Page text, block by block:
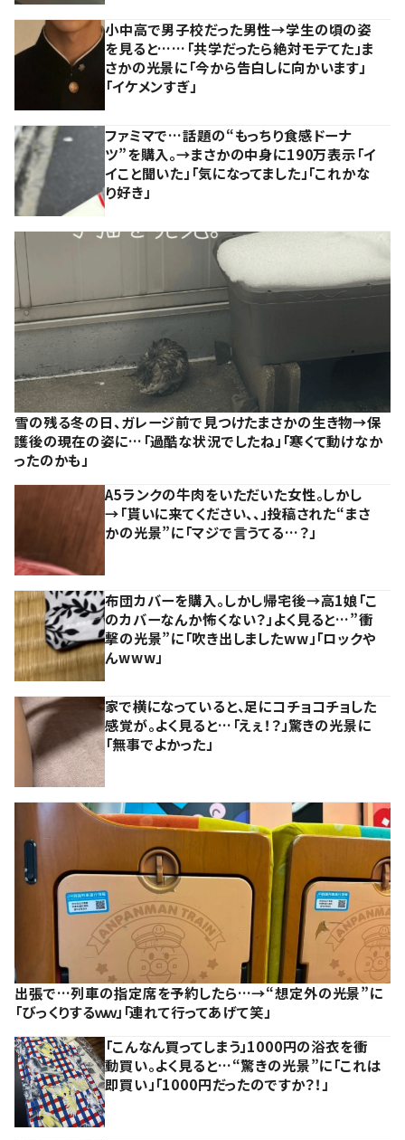
小中高で男子校だった男性→学生の頃の姿
を見ると……「共学だったら絶対モテてた」ま
さかの光景に「今から告白しに向かいます」
「イケメンすぎ」
ファミマで…話題の“もっちり食感ドーナ
ツ”を購入。→まさかの中身に190万表示「イ
イこと聞いた」「気になってました」「これかな
り好き」
雪の残る冬の日、ガレージ前で見つけたまさかの生き物→保
護後の現在の姿に…「過酷な状況でしたね」「寒くて動けなか
ったのかも」
A5ランクの牛肉をいただいた女性。しかし
→「貰いに来てください、、」投稿された“まさ
かの光景”に「マジで言うてる…？」
布団カバーを購入。しかし帰宅後→高1娘「こ
のカバーなんか怖くない？」よく見ると…”衝
撃の光景”に「吹き出しましたww」「ロックや
んwww」
家で横になっていると、足にコチョコチョした
感覚が。よく見ると…「えぇ！？」驚きの光景に
「無事でよかった」
出張で…列車の指定席を予約したら…→“想定外の光景”に
「びっくりするｗｗ」「連れて行ってあげて笑」
「こんなん買ってしまう」1000円の浴衣を衝
動買い。よく見ると…“驚きの光景”に「これは
即買い」「1000円だったのですか？！」